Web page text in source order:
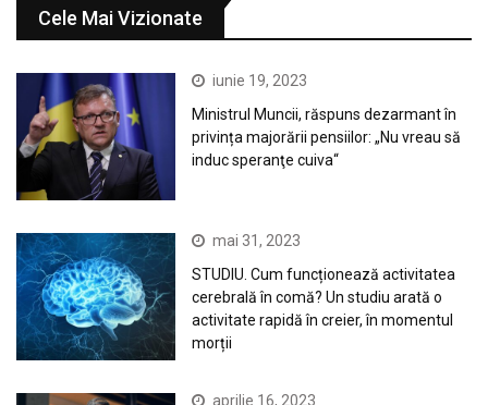
Cele Mai Vizionate
iunie 19, 2023
Ministrul Muncii, răspuns dezarmant în
privința majorării pensiilor: „Nu vreau să
induc speranţe cuiva“
mai 31, 2023
STUDIU. Cum funcționează activitatea
cerebrală în comă? Un studiu arată o
activitate rapidă în creier, în momentul
morții
aprilie 16, 2023